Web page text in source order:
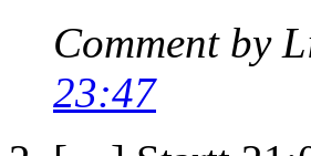
Comment by
23:47